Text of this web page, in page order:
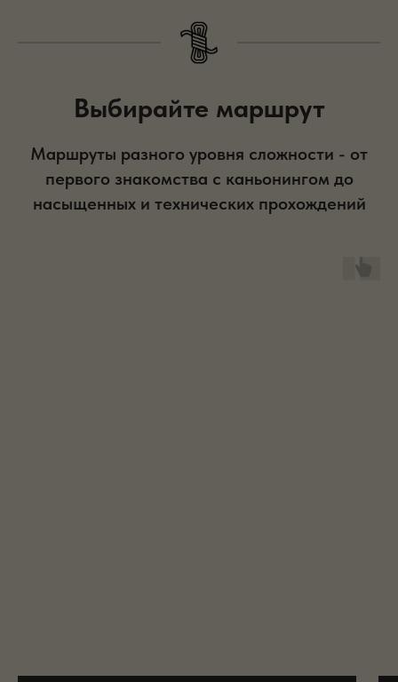
Выбирайте маршрут
Маршруты разного уровня сложности - от
первого знакомства с каньонингом до
насыщенных и технических прохождений